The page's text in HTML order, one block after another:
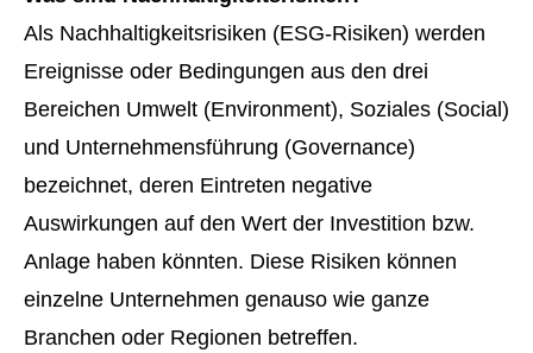
Als Nachhaltigkeitsrisiken (ESG-Risiken) werden
Ereignisse oder Bedingungen aus den drei
Bereichen Umwelt (Environment), Soziales (Social)
und Unternehmensführung (Governance)
bezeichnet, deren Eintreten negative
Auswirkungen auf den Wert der Investition bzw.
Anlage haben könnten. Diese Risiken können
einzelne Unternehmen genauso wie ganze
Branchen oder Regionen betreffen.